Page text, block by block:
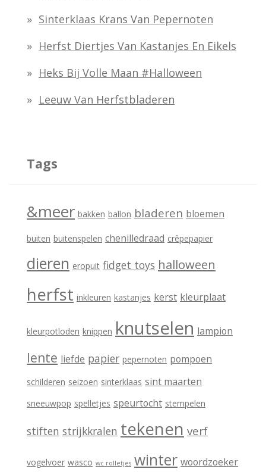
a
r
:
Sinterklaas Krans Van Pepernoten
Herfst Diertjes Van Kastanjes En Eikels
Heks Bij Volle Maan #halloween
Leeuw Van Herfstbladeren
Tags
&meer bakken ballon bladeren bloemen
buiten buitenspelen chenilledraad crêpepapier
dieren eropuit fidget toys halloween
herfst inkleuren kastanjes kerst kleurplaat
kleurpotloden knippen knutselen lampion
lente liefde papier pepernoten pompoen
schilderen seizoen sinterklaas sint maarten
sneeuwpop spelletjes speurtocht stempelen
stiften strijkkralen tekenen verf
vogelvoer wasco wc rolletjes winter woordzoeker